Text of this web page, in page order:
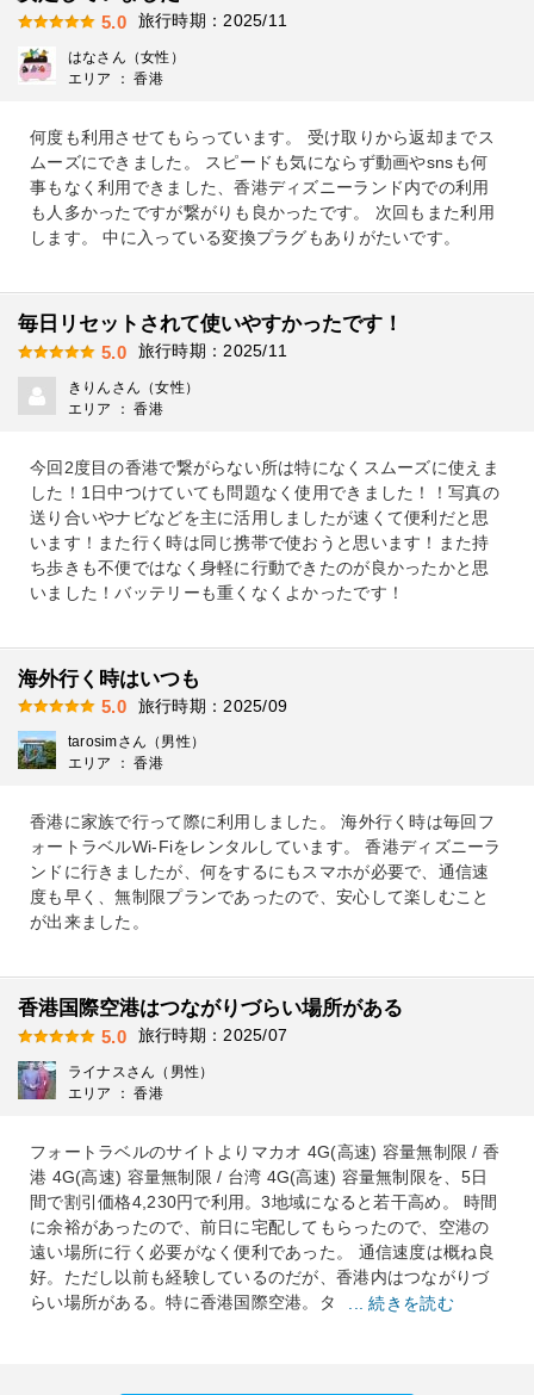
5.0 旅行時期：2025/11
はなさん（女性）
エリア ： 香港
何度も利用させてもらっています。 受け取りから返却までス
ムーズにできました。 スピードも気にならず動画やsnsも何
事もなく利用できました、香港ディズニーランド内での利用
も人多かったですが繋がりも良かったです。 次回もまた利用
します。 中に入っている変換プラグもありがたいです。
毎日リセットされて使いやすかったです！
5.0 旅行時期：2025/11
きりんさん（女性）
エリア ： 香港
今回2度目の香港で繋がらない所は特になくスムーズに使えま
した！1日中つけていても問題なく使用できました！！写真の
送り合いやナビなどを主に活用しましたが速くて便利だと思
います！また行く時は同じ携帯で使おうと思います！また持
ち歩きも不便ではなく身軽に行動できたのが良かったかと思
いました！バッテリーも重くなくよかったです！
海外行く時はいつも
5.0 旅行時期：2025/09
tarosimさん（男性）
エリア ： 香港
香港に家族で行って際に利用しました。 海外行く時は毎回フ
ォートラベルWi-Fiをレンタルしています。 香港ディズニーラ
ンドに行きましたが、何をするにもスマホが必要で、通信速
度も早く、無制限プランであったので、安心して楽しむこと
が出来ました。
香港国際空港はつながりづらい場所がある
5.0 旅行時期：2025/07
ライナスさん（男性）
エリア ： 香港
フォートラベルのサイトよりマカオ 4G(高速) 容量無制限 / 香
港 4G(高速) 容量無制限 / 台湾 4G(高速) 容量無制限を、5日
間で割引価格4,230円で利用。3地域になると若干高め。 時間
に余裕があったので、前日に宅配してもらったので、空港の
遠い場所に行く必要がなく便利であった。 通信速度は概ね良
好。ただし以前も経験しているのだが、香港内はつながりづ
らい場所がある。特に香港国際空港。タ
... 続きを読む